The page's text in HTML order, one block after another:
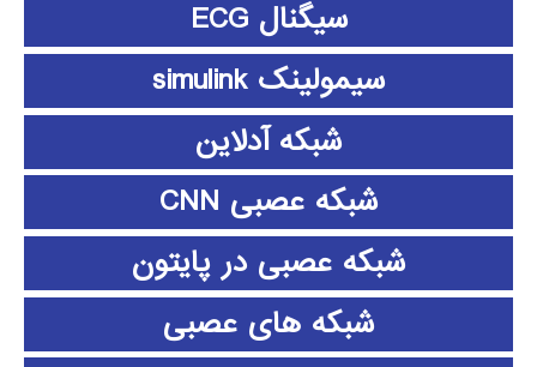
سیگنال ECG
سیمولینک simulink
شبکه آدلاین
شبکه عصبی CNN
شبکه عصبی در پایتون
شبکه های عصبی